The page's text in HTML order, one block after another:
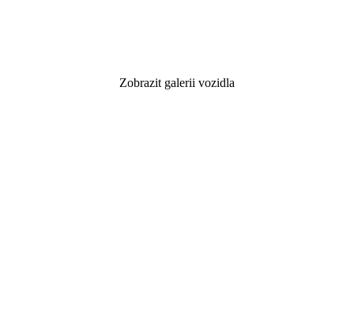
Zobrazit galerii vozidla